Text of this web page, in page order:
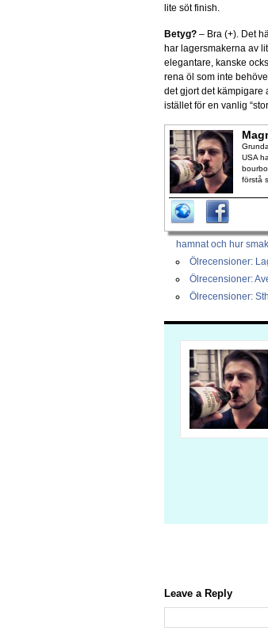
lite söt finish.
Betyg? – Bra (+). Det
har lagersmakerna av
elegantare, kanske
rena öl som inte
det gjort det kämpigare
istället för en vanlig
USA
förstå
hamnat och hur
Ölrecensioner:
Ölrecensioner:
Ölrecensioner:
Leave a Reply